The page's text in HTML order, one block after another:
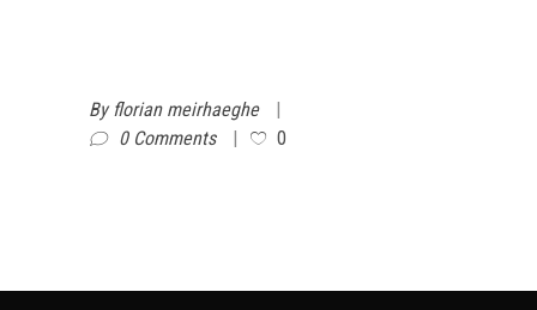
Byflorian meirhaeghe
0 Comments
0